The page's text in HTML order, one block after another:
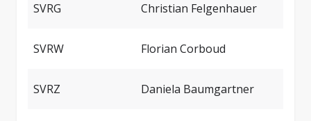
SVRG Christian Felgenhauer
SVRW Florian Corboud
SVRZ Daniela Baumgartner